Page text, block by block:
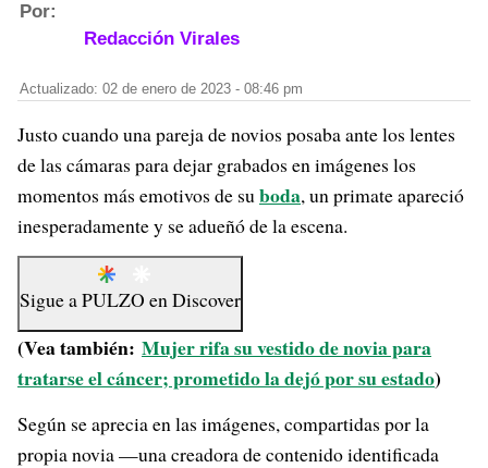
Por:
Redacción Virales
Actualizado: 02 de enero de 2023 - 08:46 pm
Justo cuando una pareja de novios posaba ante los lentes
de las cámaras para dejar grabados en imágenes los
momentos más emotivos de suboda, un primate apareció
inesperadamente y se adueñó de la escena.
Sigue aPULZO enDiscover
(Vea también: Mujer rifa su vestido de novia para
tratarse el cáncer; prometido la dejó por su estado)
Según se aprecia en las imágenes, compartidas por la
propia novia —una creadora de contenido identificada